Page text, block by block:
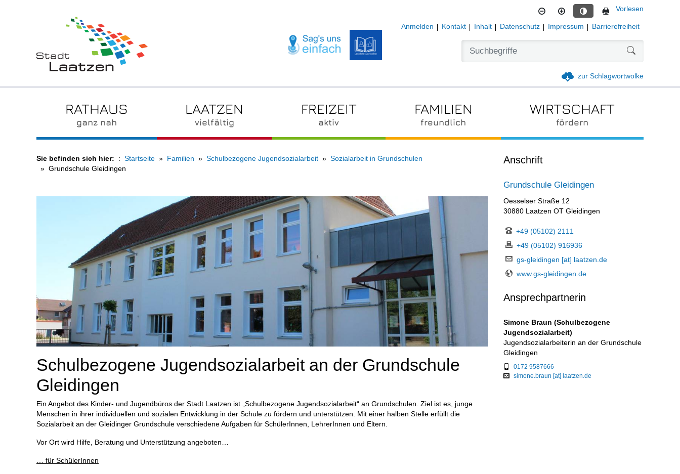
Kontrastmodus aktivieren
Vorlesen
Anmelden Kontakt Inhalt Datenschutz Impressum Barrierefreiheit
zur Schlagwortwolke
RATHAUS
ganz nah
LAATZEN
vielfältig
FREIZEIT
aktiv
FAMILIEN
freundlich
WIRTSCHAFT
fördern
Sie befinden sich hier: Startseite Familien Schulbezogene Jugendsozialarbeit
Sozialarbeit in Grundschulen
Grundschule Gleidingen
Schulbezogene Jugendsozialarbeit an der Grundschule
Gleidingen
Ein Angebot des Kinder- und Jugendbüros der Stadt Laatzen ist „Schulbezogene Jugendsozialarbeit“ an Grundschulen. Ziel ist es, junge
Menschen in ihrer individuellen und sozialen Entwicklung in der Schule zu fördern und unterstützen. Mit einer halben Stelle erfüllt die
Sozialarbeit an der Gleidinger Grundschule verschiedene Aufgaben für SchülerInnen, LehrerInnen und Eltern.
Vor Ort wird Hilfe, Beratung und Unterstützung angeboten…
… für SchülerInnen
Anschrift
Grundschule Gleidingen
Oesselser Straße 12
30880 Laatzen OT Gleidingen
+49 (05102) 2111
+49 (05102) 916936
gs-gleidingen [at] laatzen.de
www.gs-gleidingen.de
Ansprechpartnerin
Simone Braun (Schulbezogene
Jugendsozialarbeit)
Jugendsozialarbeiterin an der Grundschule
Gleidingen
0172 9587666
simone.braun [at] laatzen.de